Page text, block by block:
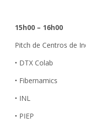
15h00 – 16h00
Pitch de Centros de
• DTX Colab
• Fibernamics
• INL
• PIEP